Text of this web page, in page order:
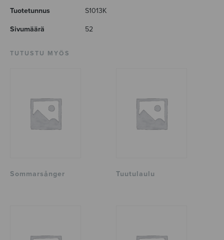
Tuotetunnus S1013K
Sivumäärä 52
TUTUSTU MYÖS
Sommarsånger Tuutulaulu